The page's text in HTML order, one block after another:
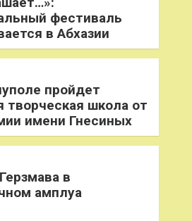
фестиваль
в Абхазии
пройдет
творческая школа от
имени Гнесиных
в
амплуа